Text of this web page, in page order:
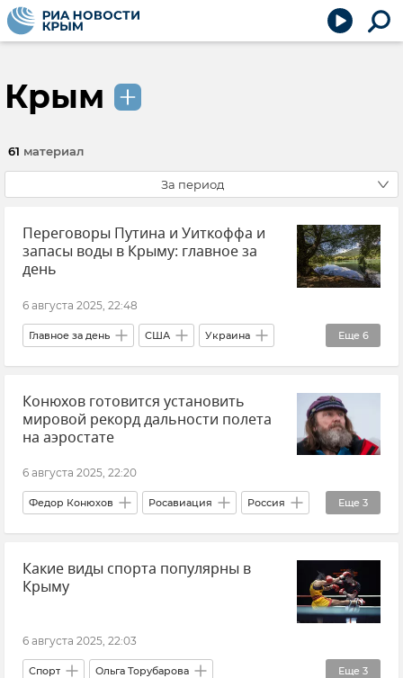
Крым
61 материал
За период
Переговоры Путина и Уиткоффа и
запасы воды в Крыму: главное за
день
6 августа 2025, 22:48
Еще 6
Главное за день США Украина
Россия Политика Крым
Экология Новости Новости Крыма
Конюхов готовится установить
мировой рекорд дальности полета
на аэростате
6 августа 2025, 22:20
Еще 3
Федор Конюхов Росавиация Россия
Рекорды Новости Общество
Какие виды спорта популярны в
Крыму
6 августа 2025, 22:03
Еще 3
Спорт Ольга Торубарова